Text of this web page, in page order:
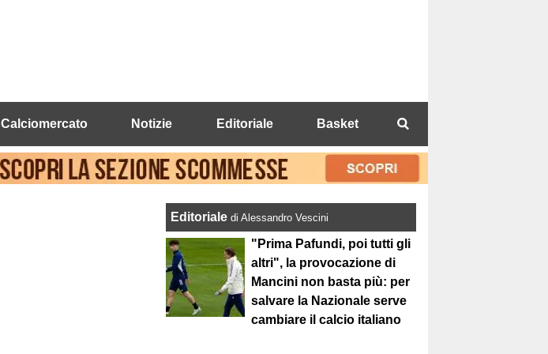
Calciomercato Notizie Editoriale Basket
Editorialedi Alessandro Vescini
"Prima Pafundi, poi tutti gli
altri", la provocazione di
Mancini non basta più: per
salvare la Nazionale serve
cambiare il calcio italiano